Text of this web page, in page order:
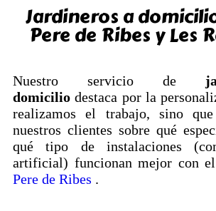
Jardineros a
Pere de Ribes y Les
Nuestro servicio de
domicilio destaca por la
realizamos el trabajo, sino que
nuestros clientes sobre qué
qué tipo de instalaciones
artificial) funcionan mejor con
Pere de Ribes .